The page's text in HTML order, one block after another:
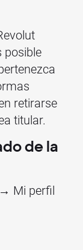
posible
retirarse
titular.
de la
Mi perfil